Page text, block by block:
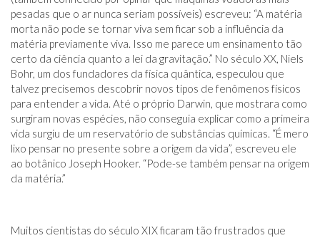
pesadas que o ar nunca seriam possíveis) escreveu: “A matéria
morta não pode se tornar viva sem ficar sob a influência da
matéria previamente viva. Isso me parece um ensinamento tão
certo da ciência quanto a lei da gravitação.” No século XX, Niels
Bohr, um dos fundadores da física quântica, especulou que
talvez precisemos descobrir novos tipos de fenômenos físicos
para entender a vida. Até o próprio Darwin, que mostrara como
surgiram novas espécies, não conseguia explicar como a primeira
vida surgiu de um reservatório de substâncias químicas. “É mero
lixo pensar no presente sobre a origem da vida”, escreveu ele
ao botânico Joseph Hooker. “Pode-se também pensar na origem
da matéria.”
Muitos cientistas do século XIX ficaram tão frustrados que